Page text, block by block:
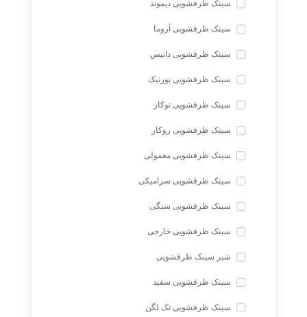
سینک ظرفشویی دیموند
سینک ظرفشویی آروما
سینک ظرفشویی داتیس
سینک ظرفشویی بورنیک
سینک ظرفشویی توکار
سینک ظرفشویی روکار
سینک ظرفشویی معمولی
سینک ظرفشویی سرامیکی
سینک ظرفشویی سنگی
سینک ظرفشویی خارجی
شیر سینک ظرفشویی
سینک ظرفشویی سفید
سینک ظرفشویی تک لگن